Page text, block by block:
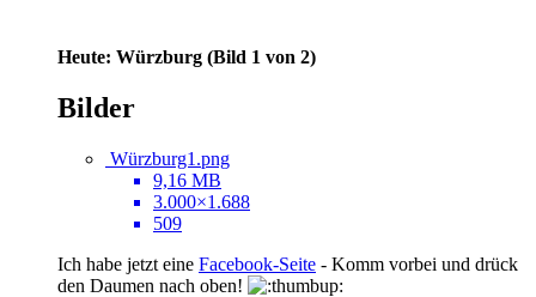
Heute: Würzburg (Bild 1 von 2)
Bilder
Würzburg1.png
9,16 MB
3.000×1.688
509
Ich habe jetzt eine Facebook-Seite - Komm vorbei und drück
den Daumen nach oben!